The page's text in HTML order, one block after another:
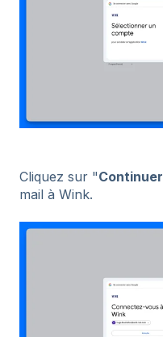
Cliquez sur "Continuer
mail à Wink.